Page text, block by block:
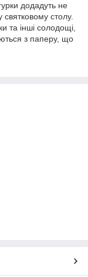
додадуть не
святковому столу.
та інші солодощі,
з паперу, що
для